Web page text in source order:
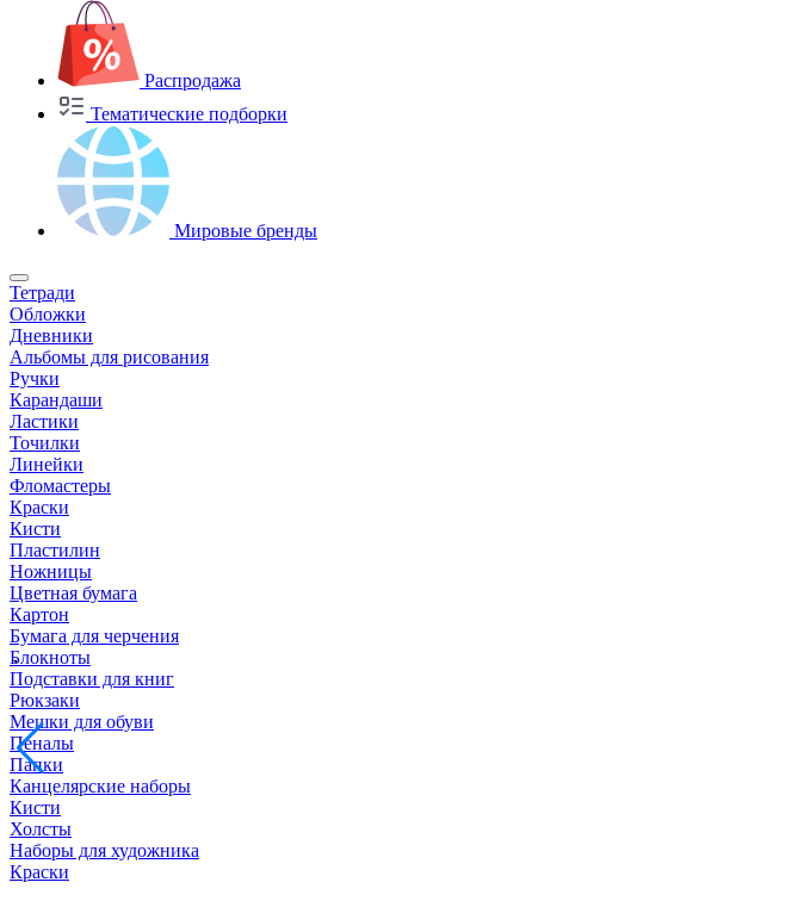
Распродажа
Тематические подборки
Мировые бренды
Тетради
Обложки
Дневники
Альбомы для рисования
Ручки
Карандаши
Ластики
Точилки
Линейки
Фломастеры
Краски
Кисти
Пластилин
Ножницы
Цветная бумага
Картон
Бумага для черчения
Блокноты
Подставки для книг
Рюкзаки
Мешки для обуви
Пеналы
Папки
Канцелярские наборы
Кисти
Холсты
Наборы для художника
Краски